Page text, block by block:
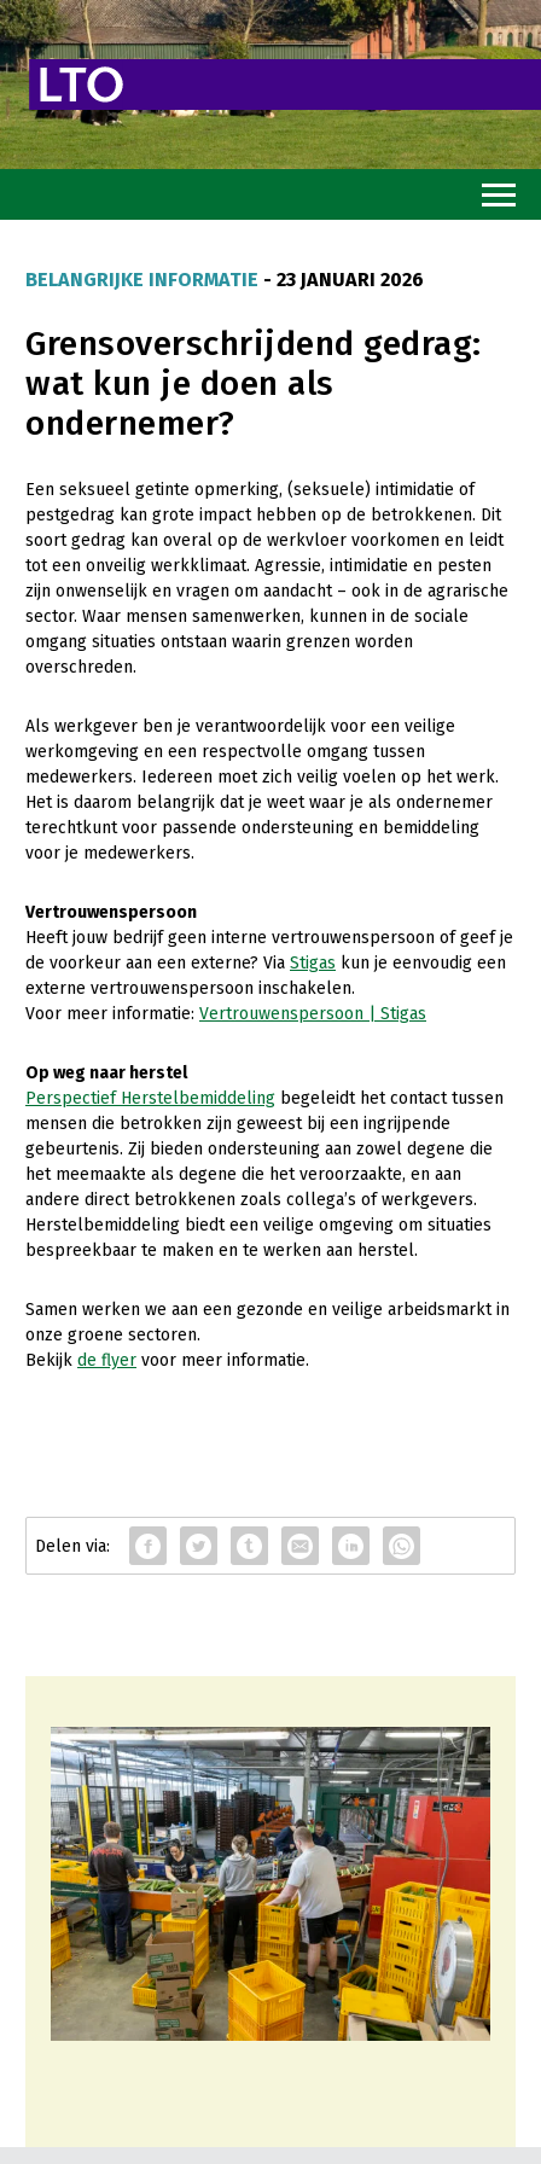
Goed eten
Mooi groen
Sterk ondernemerschap
Transitiepaden
Thema’s
Gezonde planten
Gezonde dieren
Natuur, klimaat en energie
Bodem en water
Platteland en omgeving
Mens, ondernemerschap en onderwijs
Internationaal
Dier
Biologische Landbouw
Kalverhouderij
Konijnenhouderij
Melkveehouderij
Paardenhouderij
Pluimveehouderij
Varkenshouderij
Bollenteelt
Glastuinbouw
Paddenstoelen
Vollegrondsgroente
Multifunctionele landbouw
Multifunctioneel
Vrouw en Bedrijf
Onderwerpen
Nieuws
BELANGRIJKE INFORMATIE - 23 JANUARI 2026
Grensoverschrijdend gedrag:
wat kun je doen als
ondernemer?
Een seksueel getinte opmerking, (seksuele) intimidatie of
pestgedrag kan grote impact hebben op de betrokkenen. Dit
soort gedrag kan overal op de werkvloer voorkomen en leidt
tot een onveilig werkklimaat. Agressie, intimidatie en pesten
zijn onwenselijk en vragen om aandacht – ook in de agrarische
sector. Waar mensen samenwerken, kunnen in de sociale
omgang situaties ontstaan waarin grenzen worden
overschreden.
Als werkgever ben je verantwoordelijk voor een veilige
werkomgeving en een respectvolle omgang tussen
medewerkers. Iedereen moet zich veilig voelen op het werk.
Het is daarom belangrijk dat je weet waar je als ondernemer
terechtkunt voor passende ondersteuning en bemiddeling
voor je medewerkers.
Vertrouwenspersoon
Heeft jouw bedrijf geen interne vertrouwenspersoon of geef je
de voorkeur aan een externe? Via Stigas kun je eenvoudig een
externe vertrouwenspersoon inschakelen.
Voor meer informatie: Vertrouwenspersoon | Stigas
Op weg naar herstel
Perspectief Herstelbemiddeling begeleidt het contact tussen
mensen die betrokken zijn geweest bij een ingrijpende
gebeurtenis. Zij bieden ondersteuning aan zowel degene die
het meemaakte als degene die het veroorzaakte, en aan
andere direct betrokkenen zoals collega’s of werkgevers.
Herstelbemiddeling biedt een veilige omgeving om situaties
bespreekbaar te maken en te werken aan herstel.
Samen werken we aan een gezonde en veilige arbeidsmarkt in
onze groene sectoren.
Bekijk de flyer voor meer informatie.